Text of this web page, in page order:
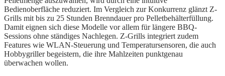
Bedienoberfläche reduziert. Im Vergleich zur Konkurrenz glänzt Z-
Grills mit bis zu 25 Stunden Brenndauer pro Pelletbehälterfüllung.
Damit eignen sich diese Modelle vor allem für längere BBQ-
Sessions ohne ständiges Nachlegen. Z-Grills integriert zudem
Features wie WLAN-Steuerung und Temperatursensoren, die auch
Hobbygriller begeistern, die ihre Mahlzeiten punktgenau
überwachen wollen.